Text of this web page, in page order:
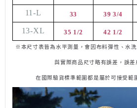
11-L 33 39 3/4
13-XL 35 1/2 42 1/2
※本尺寸表皆為水平測量，會因布料彈性、水洗
與實際商品尺寸略有誤差，誤差
在國際驗貨標準範圍都是屬於可接受範